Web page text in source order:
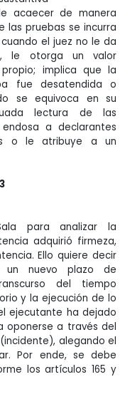
acaecer de manera
las pruebas se incurra
el juez no le da
le otorga un valor
implica que la
fue desatendida o
se equivoca en su
lectura de las
a declarantes
o le atribuye a un
para analizar la
adquirió firmeza,
Ello quiere decir
un nuevo plazo de
del tiempo
y la ejecución de lo
ejecutante ha dejado
oponerse a través del
alegando el
Por ende, se debe
los artículos 165 y